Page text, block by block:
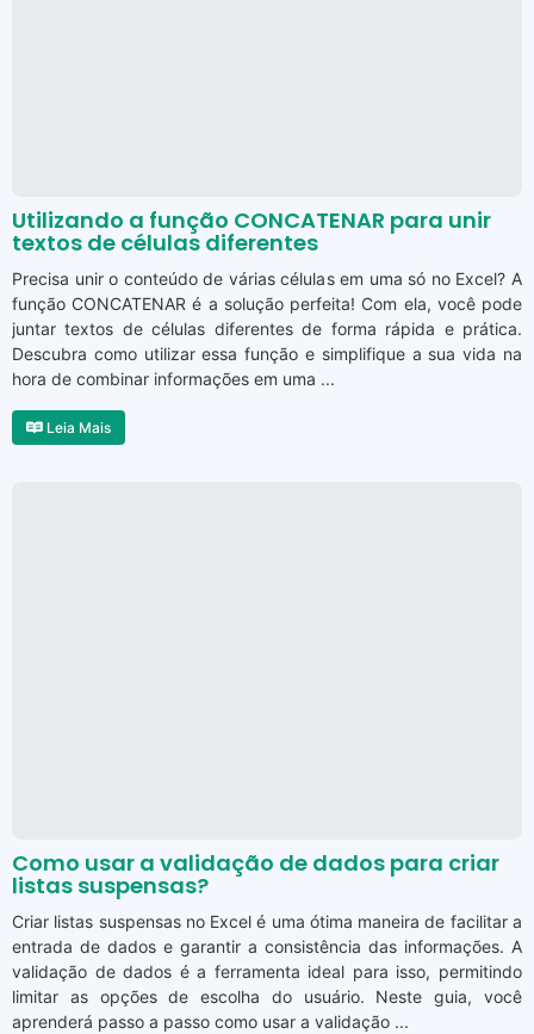
Utilizando a função CONCATENAR para unir
textos de células diferentes
Precisa unir o conteúdo de várias células em uma só no Excel? A
função CONCATENAR é a solução perfeita! Com ela, você pode
juntar textos de células diferentes de forma rápida e prática.
Descubra como utilizar essa função e simplifique a sua vida na
hora de combinar informações em uma ...
Leia Mais
Como usar a validação de dados para criar
listas suspensas?
Criar listas suspensas no Excel é uma ótima maneira de facilitar a
entrada de dados e garantir a consistência das informações. A
validação de dados é a ferramenta ideal para isso, permitindo
limitar as opções de escolha do usuário. Neste guia, você
aprenderá passo a passo como usar a validação ...